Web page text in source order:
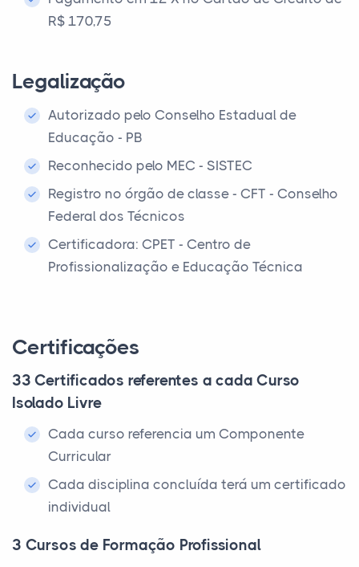
R$ 170,75
Legalização
Autorizado pelo Conselho Estadual de
Educação - PB
Reconhecido pelo MEC - SISTEC
Registro no órgão de classe - CFT - Conselho
Federal dos Técnicos
Certificadora: CPET - Centro de
Profissionalização e Educação Técnica
Certificações
33 Certificados referentes a cada Curso
Isolado Livre
Cada curso referencia um Componente
Curricular
Cada disciplina concluída terá um certificado
individual
3 Cursos de Formação Profissional